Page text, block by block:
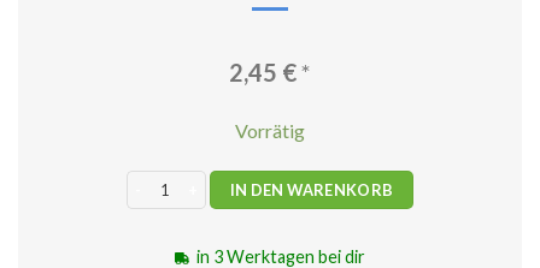
2,45 €*
Vorrätig
Auroshika - Moschus Räucherstäbchen Menge
IN DEN WARENKORB
in 3 Werktagen bei dir